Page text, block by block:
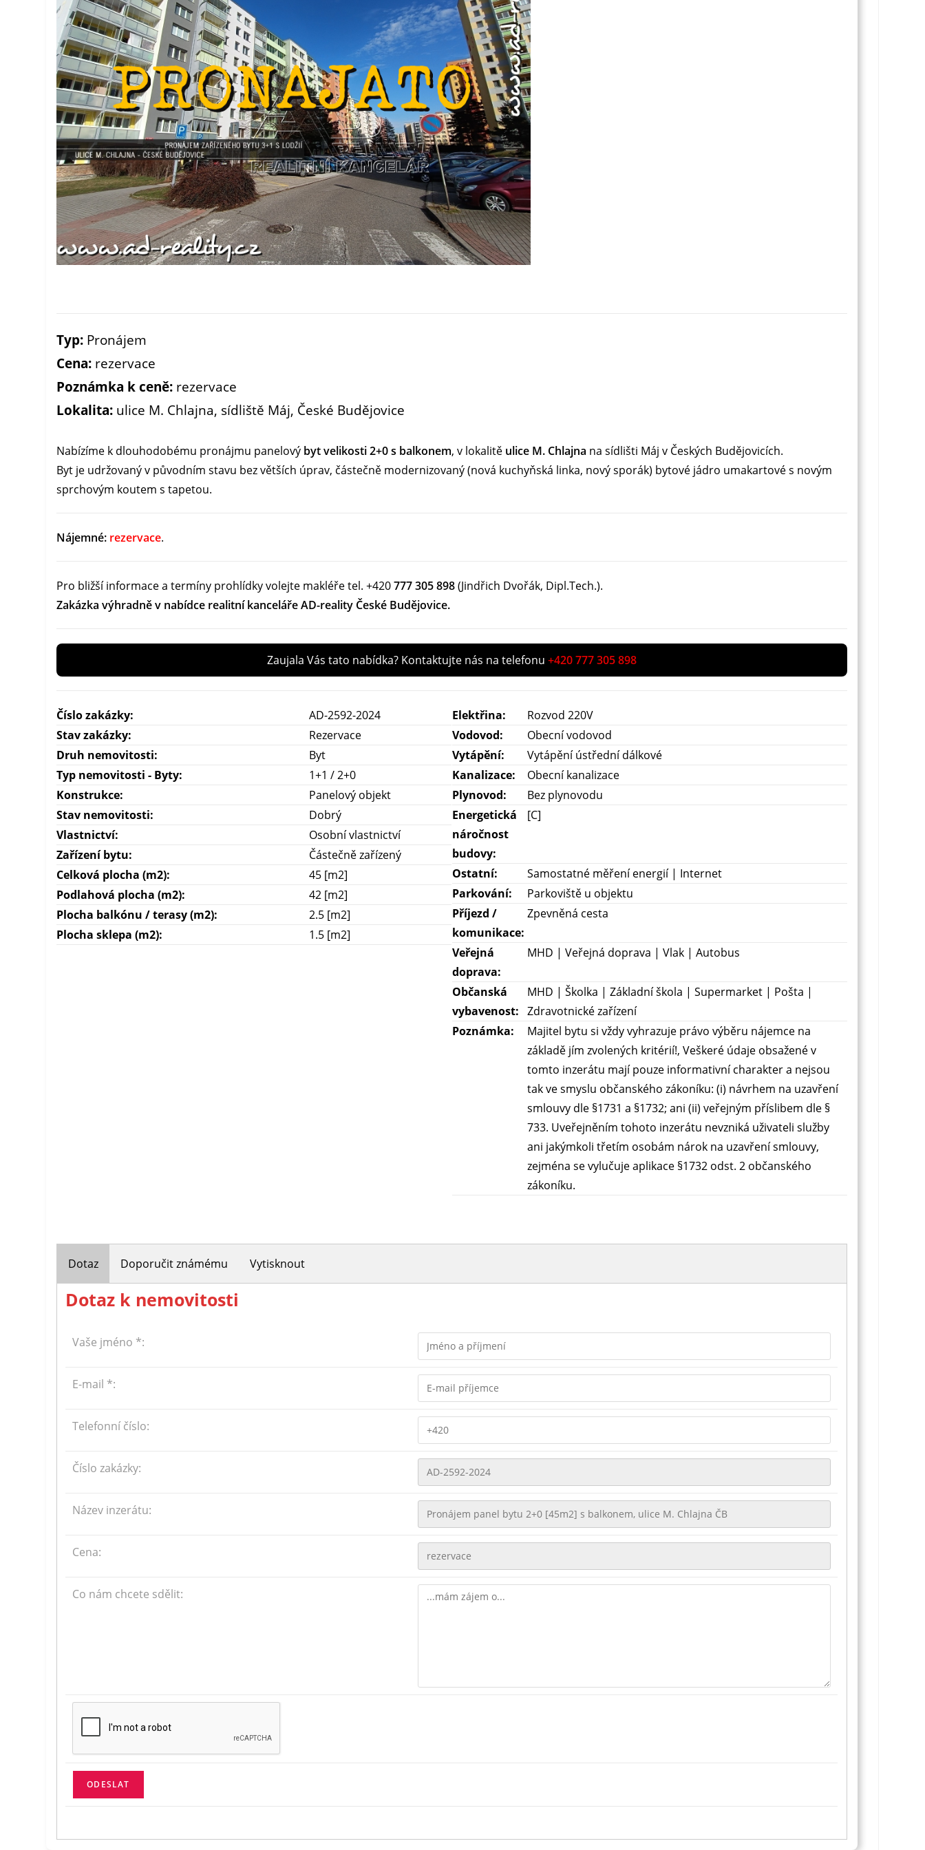
Typ: Pronájem
Cena: rezervace
Poznámka k ceně: rezervace
Lokalita: ulice M. Chlajna, sídliště Máj, České Budějovice
Nabízíme k dlouhodobému pronájmu panelový byt velikosti 2+0 s balkonem, v lokalitě ulice M. Chlajna na sídlišti Máj v Českých Budějovicích.
Byt je udržovaný v původním stavu bez větších úprav, částečně modernizovaný (nová kuchyňská linka, nový sporák) bytové jádro umakartové s novým
sprchovým koutem s tapetou.
Nájemné: rezervace.
Pro bližší informace a termíny prohlídky volejte makléře tel. +420777 305 898(Jindřich Dvořák, Dipl.Tech.).
Zakázka výhradně v nabídce realitní kanceláře AD-reality České Budějovice.
Zaujala Vás tato nabídka? Kontaktujte nás na telefonu +420 777 305 898
Číslo zakázky:
AD-2592-2024
Stav zakázky:
Rezervace
Druh nemovitosti:
Byt
Typ nemovitosti - Byty:
1+1 / 2+0
Konstrukce:
Panelový objekt
Stav nemovitosti:
Dobrý
Vlastnictví:
Osobní vlastnictví
Zařízení bytu:
Částečně zařízený
Celková plocha (m2):
45 [m2]
Podlahová plocha (m2):
42 [m2]
Plocha balkónu / terasy (m2):
2.5 [m2]
Plocha sklepa (m2):
1.5 [m2]
Elektřina:
Rozvod 220V
Vodovod:
Obecní vodovod
Vytápění:
Vytápění ústřední dálkové
Kanalizace:
Obecní kanalizace
Plynovod:
Bez plynovodu
Energetická
náročnost
budovy:
[C]
Ostatní:
Samostatné měření energií | Internet
Parkování:
Parkoviště u objektu
Příjezd /
komunikace:
Zpevněná cesta
Veřejná
doprava:
MHD | Veřejná doprava | Vlak | Autobus
Občanská
vybavenost:
MHD | Školka | Základní škola | Supermarket | Pošta |
Zdravotnické zařízení
Poznámka:
Majitel bytu si vždy vyhrazuje právo výběru nájemce na
základě jím zvolených kritérií!, Veškeré údaje obsažené v
tomto inzerátu mají pouze informativní charakter a nejsou
tak ve smyslu občanského zákoníku: (i) návrhem na uzavření
smlouvy dle §1731 a §1732; ani (ii) veřejným příslibem dle §
733. Uveřejněním tohoto inzerátu nevzniká uživateli služby
ani jakýmkoli třetím osobám nárok na uzavření smlouvy,
zejména se vylučuje aplikace §1732 odst. 2 občanského
zákoníku.
Dotaz Doporučit známému Vytisknout
Dotaz k nemovitosti
Vaše jméno *:
E-mail *:
Telefonní číslo:
Číslo zakázky:
Název inzerátu:
Cena:
Co nám chcete sdělit: